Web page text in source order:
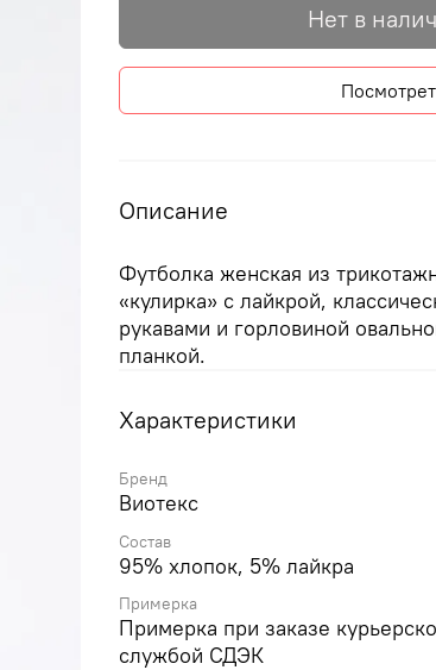
Нет в
Описание
Футболка женская из
«кулирка» с лайкрой,
рукавами и горловиной
планкой.
Характеристики
Бренд
Виотекс
Состав
95% хлопок, 5% лайкра
Примерка
Примерка при заказе
службой СДЭК